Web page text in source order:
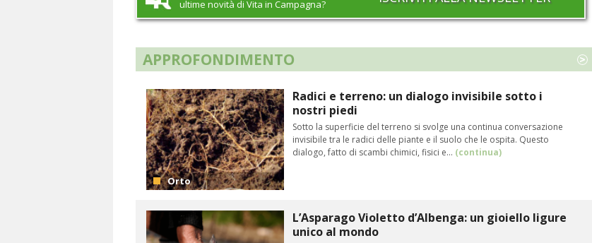
ultime novità di Vita in Campagna?
APPROFONDIMENTO
Orto
Radici e terreno: un dialogo invisibile sotto i
nostri piedi
Sotto la superficie del terreno si svolge una continua conversazione
invisibile tra le radici delle piante e il suolo che le ospita. Questo
dialogo, fatto di scambi chimici, fisici e… (continua)
L’Asparago Violetto d’Albenga: un gioiello ligure
unico al mondo